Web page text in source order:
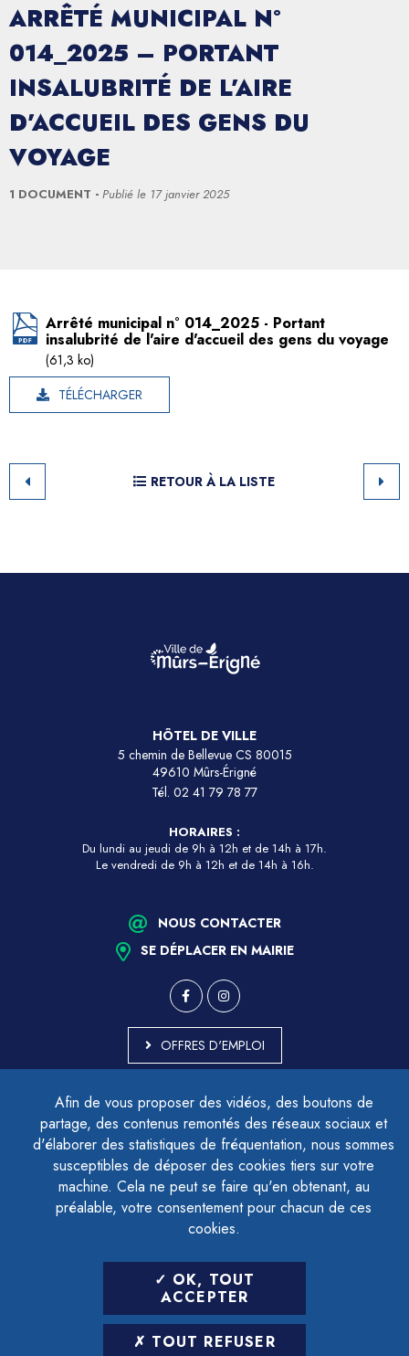
Afin de vous proposer des vidéos, des boutons de
partage, des contenus remontés des réseaux sociaux et
d'élaborer des statistiques de fréquentation, nous sommes
susceptibles de déposer des cookies tiers sur votre
machine. Cela ne peut se faire qu'en obtenant, au
préalable, votre consentement pour chacun de ces
cookies.
OK, TOUT
ACCEPTER
TOUT REFUSER
ARRÊTÉ MUNICIPAL N°
014_2025 – PORTANT
INSALUBRITÉ DE L’AIRE
D’ACCUEIL DES GENS DU
VOYAGE
1 DOCUMENT Publié le 17 janvier 2025
Arrêté municipal n° 014_2025 - Portant
insalubrité de l'aire d'accueil des gens du voyage
(61,3 ko)
TÉLÉCHARGER
RETOUR À LA LISTE
HÔTEL DE VILLE
5 chemin de Bellevue CS 80015
49610 Mûrs-Érigné
Tél. 02 41 79 78 77
HORAIRES :
Du lundi au jeudi de 9h à 12h et de 14h à 17h.
Le vendredi de 9h à 12h et de 14h à 16h.
NOUS CONTACTER
SE DÉPLACER EN MAIRIE
OFFRES D'EMPLOI
ACCESSIBILITÉ - PARTIELLEMENT CONFORME
PLAN DU SITE
MENTIONS LÉGALES
CONTACTER LE DÉLÉGUÉ À LA PROTECTION DES DONNÉES
GESTION DES COOKIES
LETTRE D'INFORMATION
SAISIR VOTRE ADRESSE E-MAIL
POUR VOUS INSCRIRE :